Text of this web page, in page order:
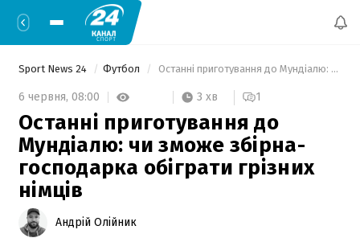
Sport News 24 Футбол Останні приготування до Мундіалю: чи зможе збірна-господарка обіграти грізних німців
6 червня, 08:00 3 хв 1
Останні приготування до
Мундіалю: чи зможе збірна-
господарка обіграти грізних
німців
Андрій Олійник